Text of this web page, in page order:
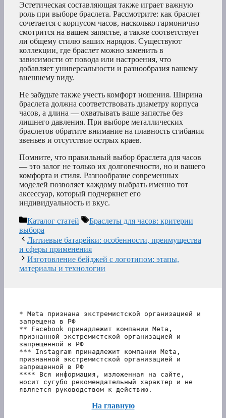
Эстетическая составляющая также играет важную
роль при выборе браслета. Рассмотрите: как браслет
сочетается с корпусом часов, насколько гармонично
смотрится на вашем запястье, а также соответствует
ли общему стилю ваших нарядов. Существуют
коллекции, где браслет можно заменить в
зависимости от повода или настроения, что
добавляет универсальности и разнообразия вашему
внешнему виду.
Не забудьте также учесть комфорт ношения. Ширина
браслета должна соответствовать диаметру корпуса
часов, а длина — охватывать ваше запястье без
лишнего давления. При выборе металлических
браслетов обратите внимание на плавность сгибания
звеньев и отсутствие острых краев.
Помните, что правильный выбор браслета для часов
— это залог не только их долговечности, но и вашего
комфорта и стиля. Разнообразие современных
моделей позволяет каждому выбрать именно тот
аксессуар, который подчеркнет его
индивидуальность и вкус.
Рубрики
Каталог статей Метки
Браслеты для часов: критерии
выбора
Литиевые батарейки: особенности, преимущества
и сферы применения
Изготовление бейджей с логотипом: этапы,
материалы и технологии
* Meta признана экстремистской организацией и
запрещена в РФ
** Facebook принадлежит компании Meta,
признанной экстремистской организацией и
запрещенной в РФ
*** Instagram принадлежит компании Meta,
признанной экстремистской организацией и
запрещенной в РФ
**** Вся информация, изложенная на сайте,
носит сугубо рекомендательный характер и не
является руководством к действию.
На главную